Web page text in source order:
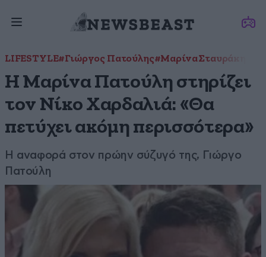
LIFESTYLE#Γιώργος Πατούλης#Μαρίνα Σταυράκη
Η Μαρίνα Πατούλη στηρίζει
τον Νίκο Χαρδαλιά: «Θα
πετύχει ακόμη περισσότερα»
Η αναφορά στον πρώην σύζυγό της, Γιώργο
Πατούλη